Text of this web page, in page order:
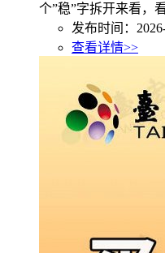
个”稳”字拆开来看，
发布时间：
查看详情>>